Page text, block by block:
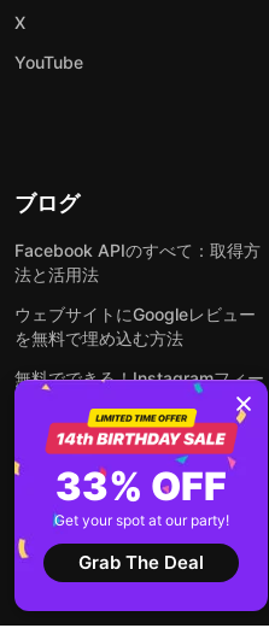
X
YouTube
ブログ
Facebook APIのすべて：取得方
法と活用法
ウェブサイトにGoogleレビュー
を無料で埋め込む方法
無料でできる！Instagramフィー
ドをウェブサイトに埋め込む方法
どんなウェブサイトにも無料でフ
ォームを埋め込む方法
WordPressサイトにLinkedInフ
ィードを埋め込む方法は？
全ての投稿を見る
33% OFF
Get your spot at our party!
Grab The Deal